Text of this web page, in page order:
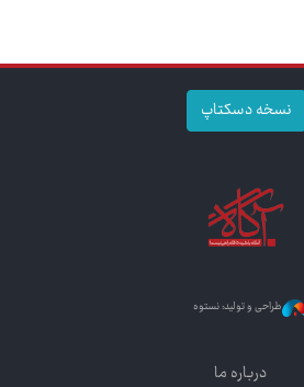
نسخه دسکتاپ
طراحی و تولید: نستوه
درباره ما